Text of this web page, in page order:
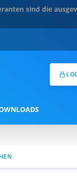
sind die